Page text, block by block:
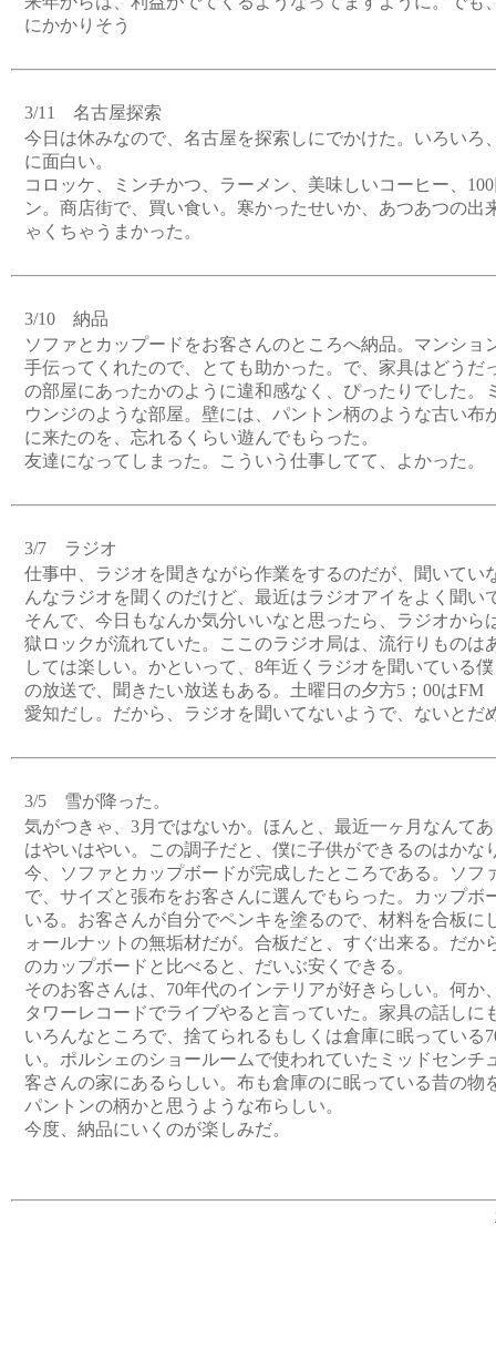
にかかりそう
3/11 名古屋探索
今日は休みなので、名古屋を探索しにでかけた。いろいろ
に面白い。
コロッケ、ミンチかつ、ラーメン、美味しいコーヒー、
ン。商店街で、買い食い。寒かったせいか、あつあつの出
ゃくちゃうまかった。
3/10 納品
ソファとカップードをお客さんのところへ納品。マンショ
手伝ってくれたので、とても助かった。で、家具はどうだ
の部屋にあったかのように違和感なく、ぴったりでした。
ウンジのような部屋。壁には、パントン柄のような古い布
に来たのを、忘れるくらい遊んでもらった。
友達になってしまった。こういう仕事してて、よかった。
3/7 ラジオ
仕事中、ラジオを聞きながら作業をするのだが、聞いてい
んなラジオを聞くのだけど、最近はラジオアイをよく聞い
そんで、今日もなんか気分いいなと思ったら、ラジオから
獄ロックが流れていた。ここのラジオ局は、流行りものは
しては楽しい。かといって、8年近くラジオを聞いている
の放送で、聞きたい放送もある。土曜日の夕方5；00はFM
愛知だし。だから、ラジオを聞いてないようで、ないとだ
3/5 雪が降った。
気がつきゃ、3月ではないか。ほんと、最近一ヶ月なんて
はやいはやい。この調子だと、僕に子供ができるのはかな
今、ソファとカップボードが完成したところである。ソフ
で、サイズと張布をお客さんに選んでもらった。カップボ
いる。お客さんが自分でペンキを塗るので、材料を合板に
ォールナットの無垢材だが。合板だと、すぐ出来る。だか
のカップボードと比べると、だいぶ安くできる。
そのお客さんは、70年代のインテリアが好きらしい。何か
タワーレコードでライブやると言っていた。家具の話しに
いろんなところで、捨てられるもしくは倉庫に眠っている
い。ポルシェのショールームで使われていたミッドセンチ
客さんの家にあるらしい。布も倉庫のに眠っている昔の物
パントンの柄かと思うような布らしい。
今度、納品にいくのが楽しみだ。